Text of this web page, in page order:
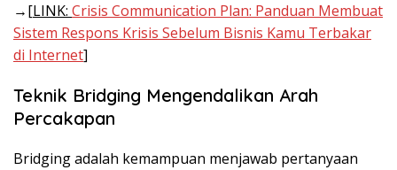
→[LINK: Crisis Communication Plan: Panduan Membuat
Sistem Respons Krisis Sebelum Bisnis Kamu Terbakar
di Internet]
Teknik Bridging Mengendalikan Arah
Percakapan
Bridging adalah kemampuan menjawab pertanyaan